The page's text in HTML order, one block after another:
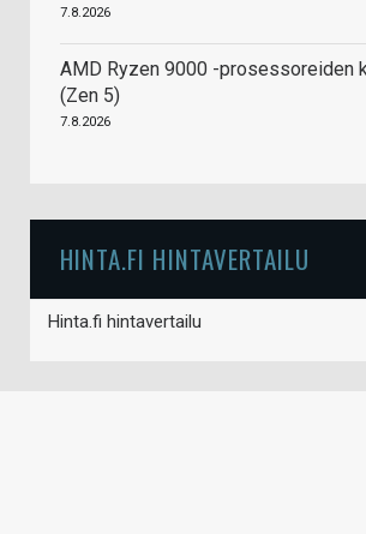
7.8.2026
AMD Ryzen 9000 -prosessoreiden
(Zen 5)
7.8.2026
HINTA.FI HINTAVERTAILU
Hinta.fi hintavertailu